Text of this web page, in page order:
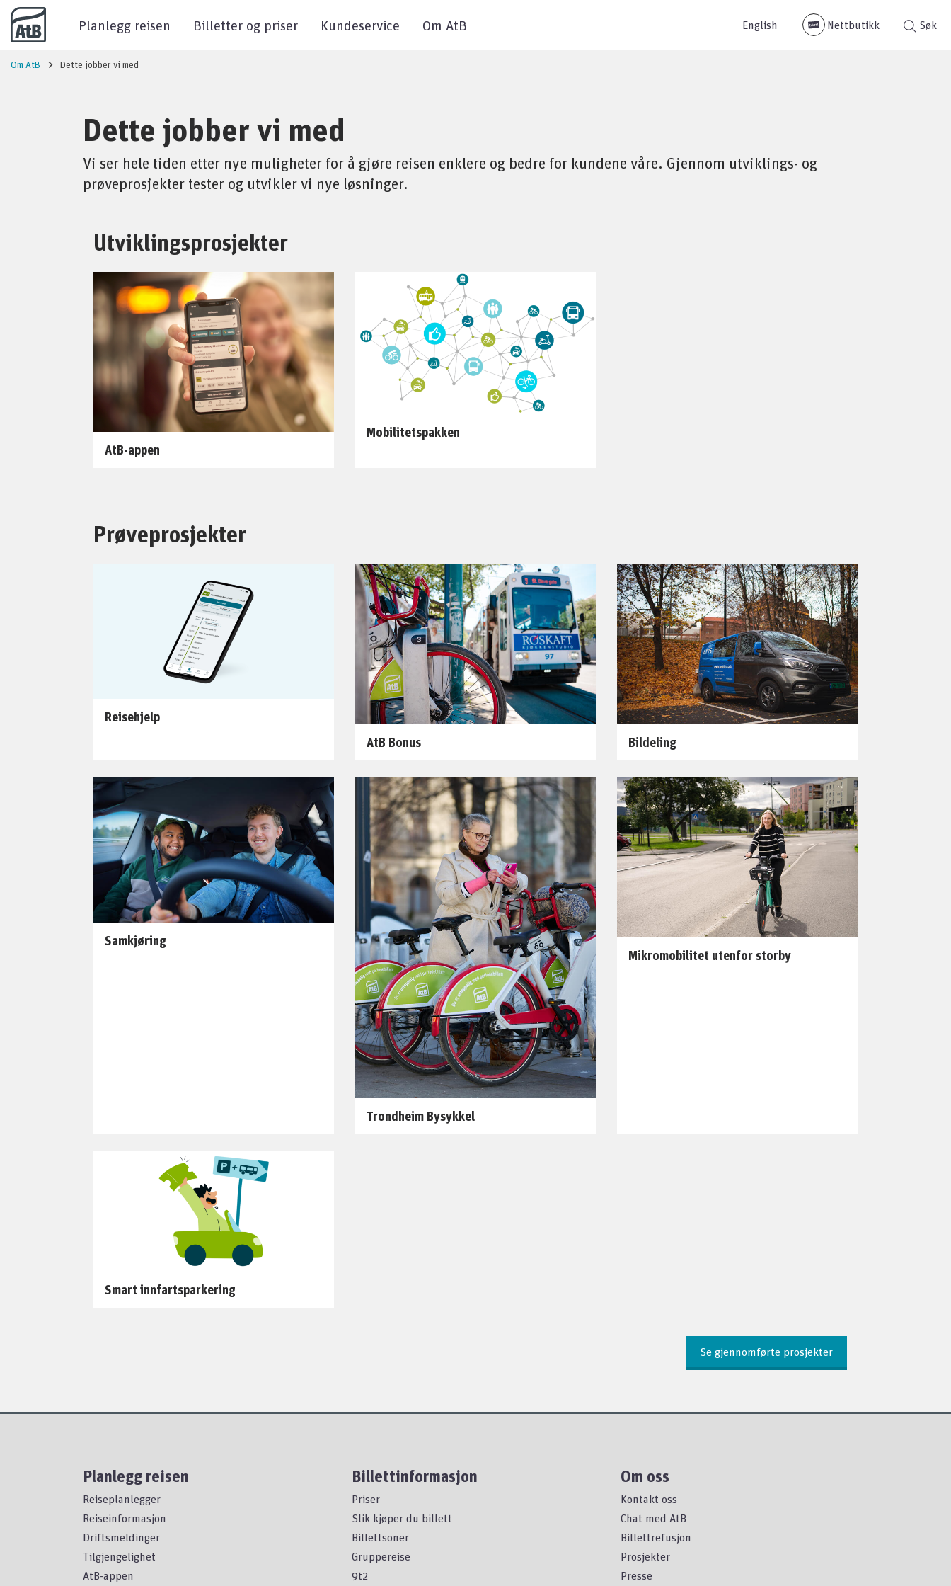
Til innhold
Planlegg reisen Billetter og priser Kundeservice Om AtB English Nettbutikk Søk
Om AtB Dette jobber vi med
Dette jobber vi med
Vi ser hele tiden etter nye muligheter for å gjøre reisen enklere og bedre for kundene våre. Gjennom utviklings- og
prøveprosjekter tester og utvikler vi nye løsninger.
Utviklingsprosjekter
AtB-appen
Mobilitetspakken
Prøveprosjekter
Reisehjelp
AtB Bonus
Bildeling
Samkjøring
Trondheim Bysykkel
Mikromobilitet utenfor storby
Smart innfartsparkering
Se gjennomførte prosjekter
Planlegg reisen
Reiseplanlegger
Reiseinformasjon
Driftsmeldinger
Tilgjengelighet
AtB-appen
Billettinformasjon
Priser
Slik kjøper du billett
Billettsoner
Gruppereise
9t2
Om oss
Kontakt oss
Chat med AtB
Billettrefusjon
Prosjekter
Presse